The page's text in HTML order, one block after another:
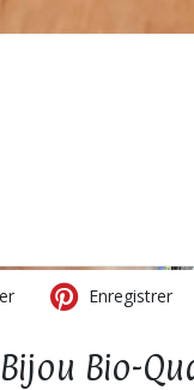
Enregistrer
Bio-